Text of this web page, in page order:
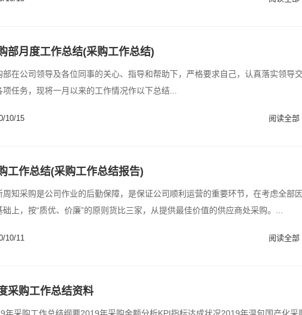
部月度工作总结(采购工作总结)
部在公司领导及各位同事的关心、指导和帮助下，严格要求自己，认真落实领导
项任务，现将一月以来的工作情况作以下总结...
10/15 阅读全部
工作总结(采购工作总结报告)
周知采购是公司作业的后勤保障，是保证公司顺利运营的重要环节，在考虑全部
础上，按“质优、价廉”的原则货比三家，从提供最佳价值的供应商处采购。...
10/11 阅读全部
采购工作总结资料